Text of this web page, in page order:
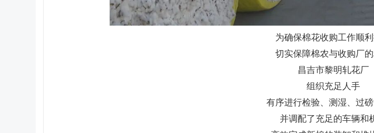
为确保棉花收购工作顺
切实保障棉农与收购厂
昌吉市黎明轧花厂
组织充足人手
有序进行检验、测湿、过
并调配了充足的车辆和